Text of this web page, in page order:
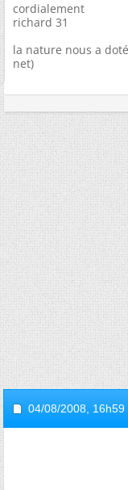
cordialement
richard 31
la nature nous a
net)
04/08/2008, 16h59